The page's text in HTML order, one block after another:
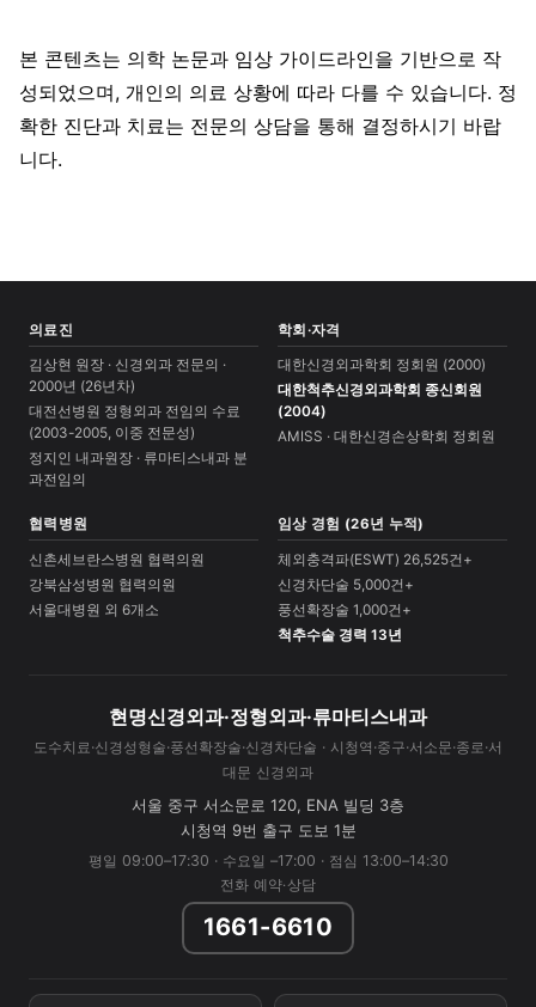
본 콘텐츠는 의학 논문과 임상 가이드라인을 기반으로 작
성되었으며, 개인의 의료 상황에 따라 다를 수 있습니다. 정
확한 진단과 치료는 전문의 상담을 통해 결정하시기 바랍
니다.
의료진
김상현 원장 · 신경외과 전문의 ·
2000년 (26년차)
대전선병원 정형외과 전임의 수료
(2003-2005, 이중 전문성)
정지인 내과원장 · 류마티스내과 분
과전임의
학회·자격
대한신경외과학회 정회원 (2000)
대한척추신경외과학회 종신회원
(2004)
AMISS · 대한신경손상학회 정회원
협력병원
신촌세브란스병원 협력의원
강북삼성병원 협력의원
서울대병원 외 6개소
임상 경험 (26년 누적)
체외충격파(ESWT) 26,525건+
신경차단술 5,000건+
풍선확장술 1,000건+
척추수술 경력 13년
현명신경외과·정형외과·류마티스내과
도수치료·신경성형술·풍선확장술·신경차단술 · 시청역·중구·서소문·종로·서
대문 신경외과
서울 중구 서소문로 120, ENA 빌딩 3층
시청역 9번 출구 도보 1분
평일 09:00–17:30 · 수요일 –17:00 · 점심 13:00–14:30
전화 예약·상담
1661-6610